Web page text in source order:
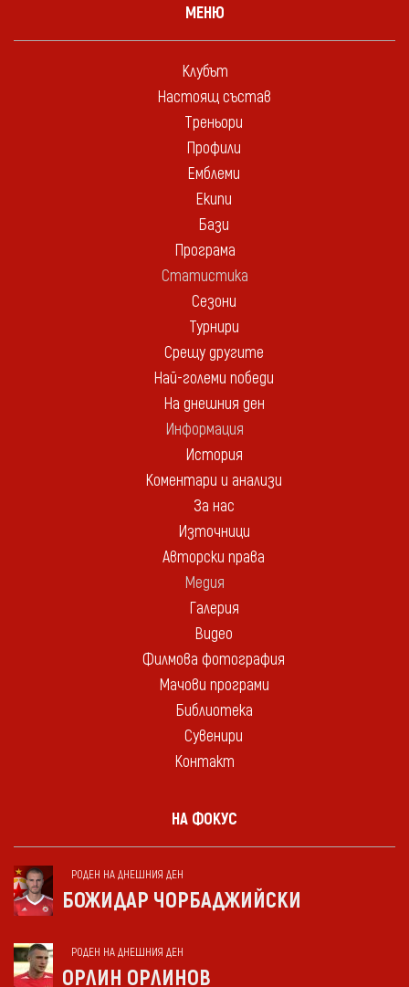
МЕНЮ
Клубът
Настоящ състав
Треньори
Профили
Емблеми
Екипи
Бази
Програма
Статистика
Сезони
Турнири
Срещу другите
Най-големи победи
На днешния ден
Информация
История
Коментари и анализи
За нас
Източници
Авторски права
Медия
Галерия
Видео
Филмова фотография
Мачови програми
Библиотека
Сувенири
Контакт
НА ФОКУС
РОДЕН НА ДНЕШНИЯ ДЕН
БОЖИДАР ЧОРБАДЖИЙСКИ
РОДЕН НА ДНЕШНИЯ ДЕН
ОРЛИН ОРЛИНОВ